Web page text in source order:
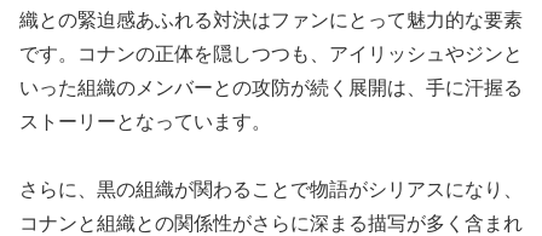
織との緊迫感あふれる対決はファンにとって魅力的な要素
です。コナンの正体を隠しつつも、アイリッシュやジンと
いった組織のメンバーとの攻防が続く展開は、手に汗握る
ストーリーとなっています。
さらに、黒の組織が関わることで物語がシリアスになり、
コナンと組織との関係性がさらに深まる描写が多く含まれ